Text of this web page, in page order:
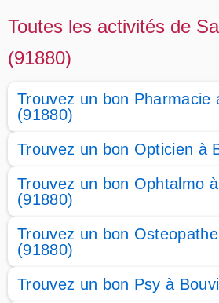
Toutes les activités de
(91880)
Trouvez un bon Pharmacie
(91880)
Trouvez un bon Opticien à
Trouvez un bon Ophtalmo
(91880)
Trouvez un bon
(91880)
Trouvez un bon Psy à